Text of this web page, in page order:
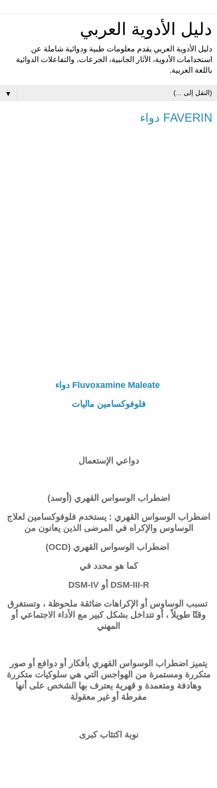
دليل الأدوية العربي
دليل الأدوية العربي يقدم معلومات طبية ودوائية شاملة عن
استخدامات الأدوية، الآثار الجانبية، الجرعات، والتفاعلات الدوائية
باللغة العربية.
▼
FAVERIN دواء
Fluvoxamine Maleate دواء
فلوفوكسامين ماليات
دواعي الإستعمال
اضطراب الوسواس القهري (أوسد)
اضطراب الوسواس القهري : يستخدم فلوفوكسامين لعلاج
الوساوس والإكراه في المرضى الذين يعانون من
اضطراب الوسواس القهري (OCD)
كما هو محدد في
DSM-III-R أو DSM-IV
تسبب الوساوس أو الإكراهات ضائقة ملحوظة ، وتستغرق
وقتًا طويلاً ، أو تتداخل بشكل كبير مع الأداء الاجتماعي أو
المهني
يتميز اضطراب الوسواس القهري بأفكار أو دوافع أو صور
متكررة ومستمرة من الهواجس التي هي سلوكيات متكررة
وهادفة ومتعمدة و قهرية يعترف بها الشخص على أنها
مفرطة أو غير معقولة
نوبة اكتئاب كبرى